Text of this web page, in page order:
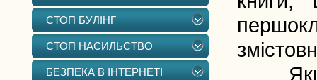
СТОП БУЛІНГ
СТОП НАСИЛЬСТВО
БЕЗПЕКА В ІНТЕРНЕТІ
Якщо